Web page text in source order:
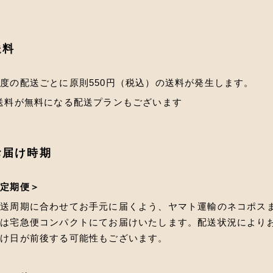
料
の配送ごとに原則550円（税込）の送料が発生します。
料が無料になる配送プランもございます
け時期
期便＞
周期に合わせてお手元に届くよう、ヤマト運輸のネコポス
宅急便コンパクトにてお届けいたします。配送状況により
日が前後する可能性もございます。